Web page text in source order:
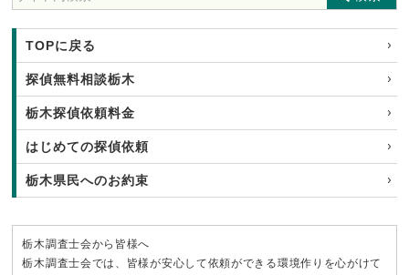
TOPに戻る
探偵無料相談栃木
栃木探偵依頼料金
はじめての探偵依頼
栃木県民へのお約束
栃木調査士会から皆様へ
栃木調査士会では、皆様が安心して依頼ができる環境作りを心がけて